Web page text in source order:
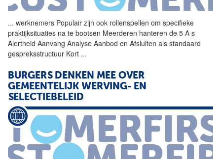
... werknemers Populair zijn ook rollenspellen om specifieke
praktijksituaties na te bootsen Meerderen hanteren de 5 A s
Alertheid Aanvang Analyse Aanbod en Afsluiten als standaard
gespreksstructuur Kort ...
BURGERS DENKEN MEE OVER
GEMEENTELIJK WERVING- EN
SELECTIEBELEID